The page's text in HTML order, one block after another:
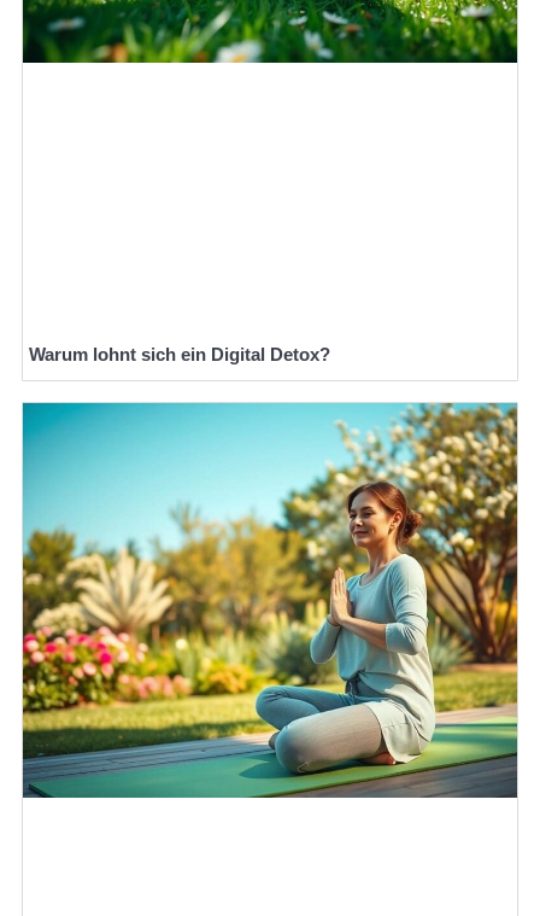
Warum lohnt sich ein Digital Detox?